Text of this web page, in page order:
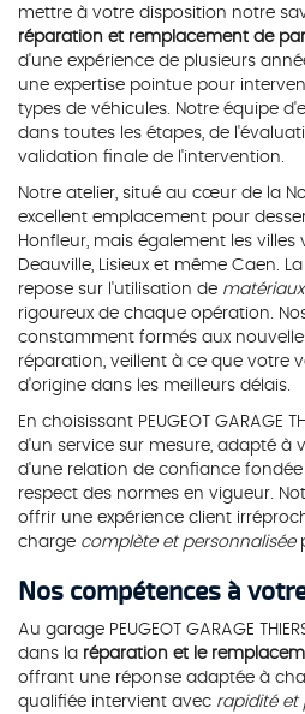
mettre à votre disposition notre
réparation et remplacement de
d'une expérience de plusieurs
une expertise pointue pour
types de véhicules. Notre équipe
dans toutes les étapes, de
validation finale de l'intervention.
Notre atelier, situé au cœur de la
excellent emplacement pour
Honfleur, mais également les villes
Deauville, Lisieux et même Caen.
repose sur l'utilisation de
rigoureux de chaque opération.
constamment formés aux
réparation, veillent à ce que votre
d'origine dans les meilleurs délais.
En choisissant PEUGEOT GARAGE
d'un service sur mesure, adapté à
d'une relation de confiance
respect des normes en vigueur.
offrir une expérience client
charge complète et personnalisée
Nos compétences à
Au garage PEUGEOT GARAGE
dans la réparation et le
offrant une réponse adaptée à
qualifiée intervient avec rapidité et